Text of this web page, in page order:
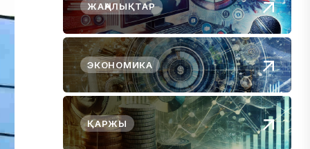
ЖАҢАЛЫҚТАР
ЭКОНОМИКА
ҚАРЖЫ